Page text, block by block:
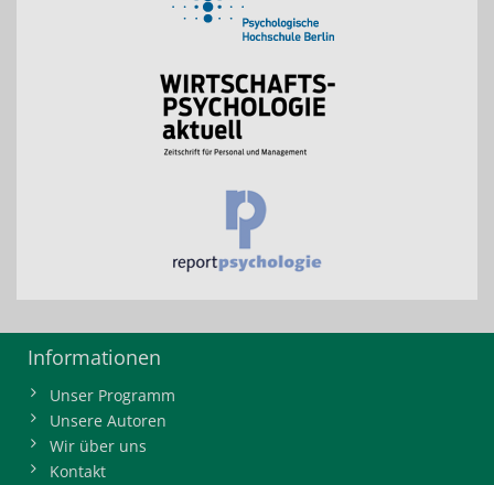
Informationen
Unser Programm
Unsere Autoren
Wir über uns
Kontakt